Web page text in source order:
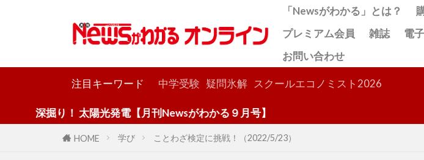
「Newsがわかる」とは？
プレミアム会員
雑誌 電
お問い合わせ
注目キーワード 中学受験 疑問氷解 スクールエコノミスト2026
り！ 太陽光発電【月刊Newsがわかる９月号】
HOME 学び ことわざ検定に挑戦！（2022/5/23）
検索